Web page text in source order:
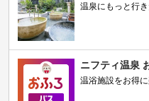
温泉にもっと行
ニフティ温泉
温浴施設をお得